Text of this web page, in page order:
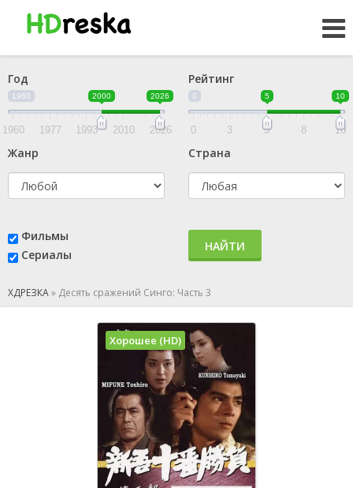
Год
1960 2000 2026
1960 1977 1993 2010 2026
Рейтинг
0 5 10
0 3 5 8 10
Жанр Страна
Фильмы
Сериалы
НАЙТИ
ХДРЕЗКА» Десять сражений Синго: Часть 3
Хорошее (HD)